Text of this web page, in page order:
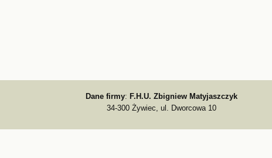
Dane firmy: F.H.U. Zbigniew Matyjaszczyk
34-300 Żywiec, ul. Dworcowa 10